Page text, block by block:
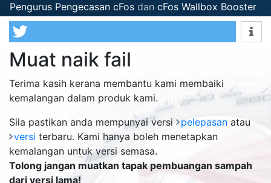
Pengurus Pengecasan cFos dan cFos Wallbox Booster
Muat naik fail
Terima kasih kerana membantu kami membaiki
kemalangan dalam produk kami.
Sila pastikan anda mempunyai versi
pelepasanatau
versi terbaru. Kami hanya boleh menetapkan
kemalangan untuk versi semasa.
Tolong jangan muatkan tapak pembuangan sampah
dari versi lama!